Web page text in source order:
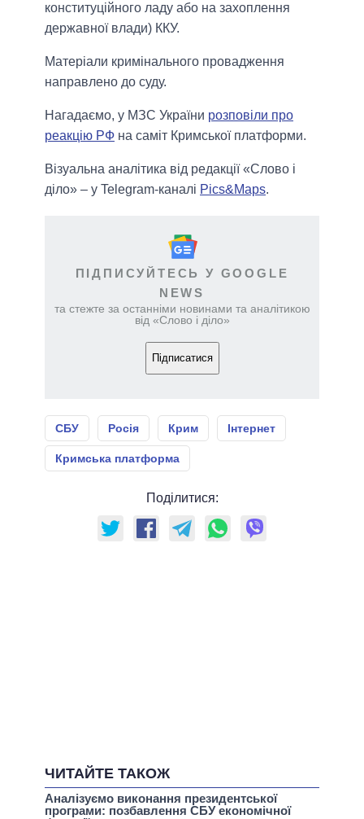
конституційного ладу або на захоплення
державної влади) ККУ.
Матеріали кримінального провадження
направлено до суду.
Нагадаємо, у МЗС України розповіли про
реакцію РФ на саміт Кримської платформи.
Візуальна аналітика від редакції «Слово і
діло» – у Telegram-каналі Pics&Maps.
ПІДПИСУЙТЕСЬ У GOOGLE
NEWS
та стежте за останніми новинами та аналітикою
від «Слово і діло»
Підписатися
СБУ Росія Крим Інтернет
Кримська платформа
Поділитися:
ЧИТАЙТЕ ТАКОЖ
Аналізуємо виконання президентської
програми: позбавлення СБУ економічної